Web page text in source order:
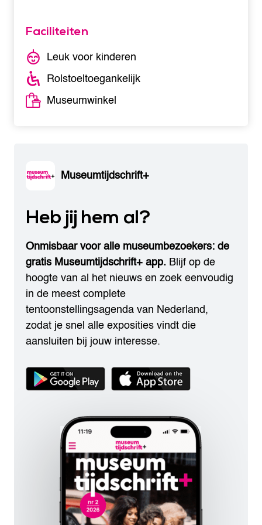
Faciliteiten
Leuk voor kinderen
Rolstoeltoegankelijk
Museumwinkel
Museumtijdschrift+
Heb jij hem al?
Onmisbaar voor alle museumbezoekers: de
gratis Museumtijdschrift+ app. Blijf op de
hoogte van al het nieuws en zoek eenvoudig
in de meest complete
tentoonstellingsagenda van Nederland,
zodat je snel alle exposities vindt die
aansluiten bij jouw interesse.